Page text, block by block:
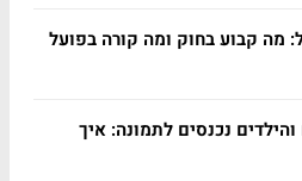
מה קבוע בחוק ומה קורה בפועל
נכנסים לתמונה: איך